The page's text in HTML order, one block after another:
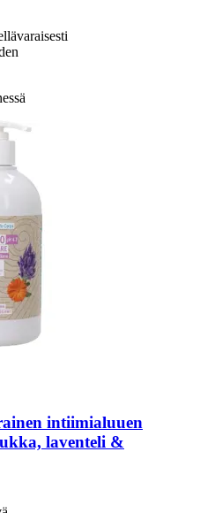
intiimialuuen
laventeli &